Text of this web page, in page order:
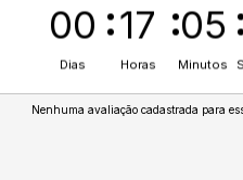
AVALIAÇÕES
Nenhuma avaliação cadastrada para
00
Dias
17
Horas
05
Minutos